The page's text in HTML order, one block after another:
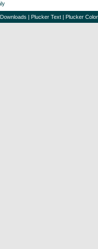
| Plucker Text | Plucker Color